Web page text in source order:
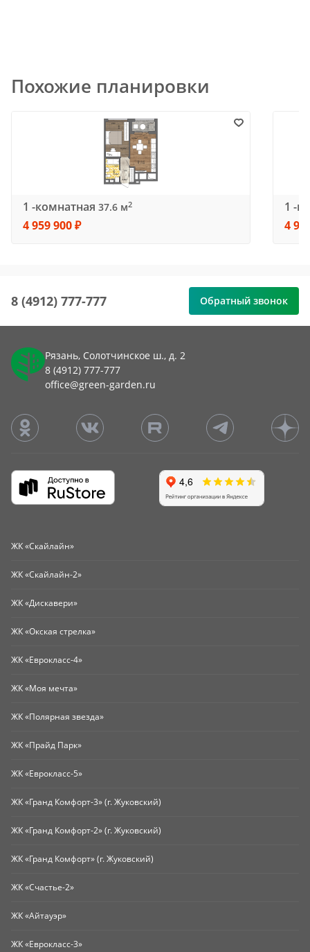
Похожие планировки
1 -комнатная 37.6 м2
4 959 900 ₽
1 -
4
8 (4912) 777-777 Обратный звонок
Рязань, Солотчинское ш., д. 2
8 (4912) 777-777
office@green-garden.ru
ЖК «Скайлайн»
ЖК «Скайлайн-2»
ЖК «Дискавери»
ЖК «Окская стрелка»
ЖК «Еврокласс-4»
ЖК «Моя мечта»
ЖК «Полярная звезда»
ЖК «Прайд Парк»
ЖК «Еврокласс-5»
ЖК «Гранд Комфорт-3» (г. Жуковский)
ЖК «Гранд Комфорт-2» (г. Жуковский)
ЖК «Гранд Комфорт» (г. Жуковский)
ЖК «Счастье-2»
ЖК «Айтауэр»
ЖК «Еврокласс-3»